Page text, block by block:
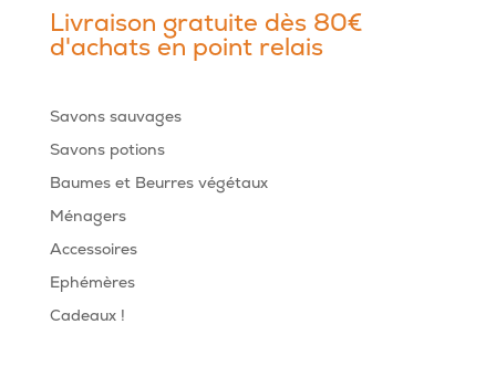
Livraison gratuite dès 80€
d'achats en point relais
Savons sauvages
Savons potions
Baumes et Beurres végétaux
Ménagers
Accessoires
Ephémères
Cadeaux !